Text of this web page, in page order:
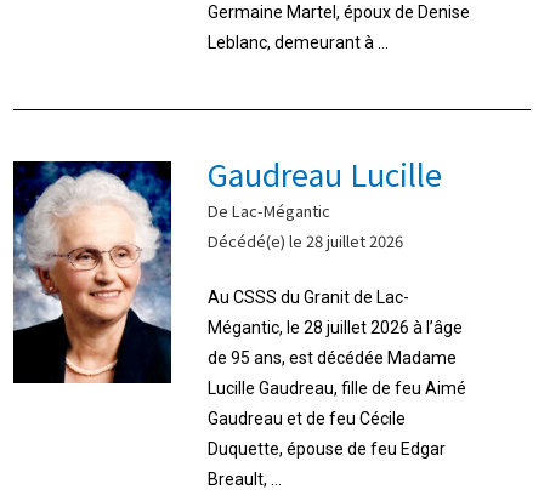
Germaine Martel, époux de Denise
Leblanc, demeurant à ...
Gaudreau Lucille
De Lac-Mégantic
Décédé(e) le 28 juillet 2026
Au CSSS du Granit de Lac-
Mégantic, le 28 juillet 2026 à l’âge
de 95 ans, est décédée Madame
Lucille Gaudreau, fille de feu Aimé
Gaudreau et de feu Cécile
Duquette, épouse de feu Edgar
Breault, ...